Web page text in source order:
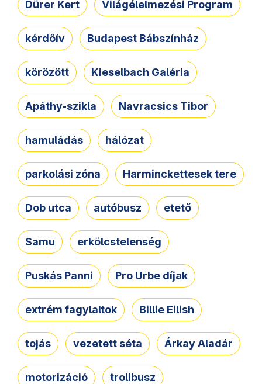
Dürer Kert Világélelmezési Program
kérdőív Budapest Bábszínház
körözött Kieselbach Galéria
Apáthy-szikla Navracsics Tibor
hamuládás hálózat
parkolási zóna Harminckettesek tere
Dob utca autóbusz etető
Samu erkölcstelenség
Puskás Panni Pro Urbe díjak
extrém fagylaltok Billie Eilish
tojás vezetett séta Árkay Aladár
motorizáció trolibusz